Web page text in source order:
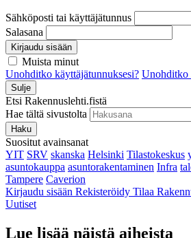
Sähköposti tai käyttäjätunnus
Salasana
Kirjaudu sisään
Muista minut
Unohditko käyttäjätunnuksesi? Unohditko
Sulje
Etsi Rakennuslehti.fistä
Hae tältä sivustolta
Haku
Suositut avainsanat
YIT SRV skanska Helsinki Tilastokeskus
asuntokauppa asuntorakentaminen Infra
Tampere Caverion
Kirjaudu sisään Rekisteröidy Tilaa
Uutiset
Lue lisää näistä aiheista